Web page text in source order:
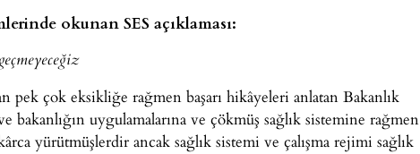
okunan SES açıklaması:
pek çok eksikliğe rağmen başarı hikâyeleri anlatan Bakanlık
uygulamalarına ve çökmüş sağlık sistemine rağmen
yürütmüşlerdir ancak sağlık sistemi ve çalışma rejimi sağlık